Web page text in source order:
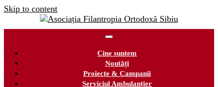
Skip to content
Cine suntem
Noutăți
Proiecte & Campanii
Serviciul Ambulanțier